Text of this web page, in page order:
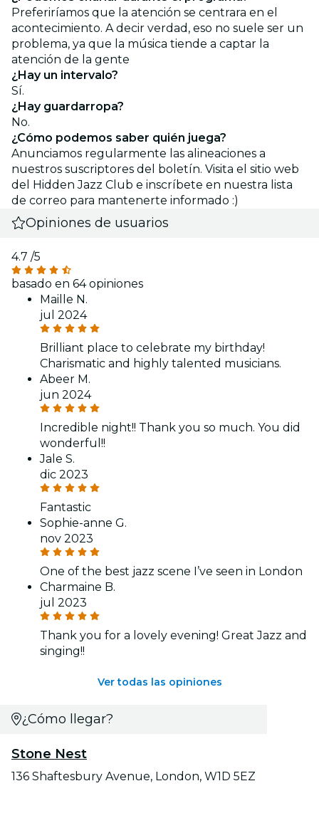
Preferiríamos que la atención se centrara en el
acontecimiento. A decir verdad, eso no suele ser un
problema, ya que la música tiende a captar la
atención de la gente
¿Hay un intervalo?
Sí.
¿Hay guardarropa?
No.
¿Cómo podemos saber quién juega?
Anunciamos regularmente las alineaciones a
nuestros suscriptores del boletín. Visita el sitio web
del Hidden Jazz Club e inscríbete en nuestra lista
de correo para mantenerte informado :)
Opiniones de usuarios
4.7 /5
basado en 64 opiniones
Maille N.
jul 2024
Brilliant place to celebrate my birthday!
Charismatic and highly talented musicians.
Abeer M.
jun 2024
Incredible night!! Thank you so much. You did
wonderful!!
Jale S.
dic 2023
Fantastic
Sophie-anne G.
nov 2023
One of the best jazz scene I’ve seen in London
Charmaine B.
jul 2023
Thank you for a lovely evening! Great Jazz and
singing!!
Ver todas las opiniones
¿Cómo llegar?
Stone Nest
136 Shaftesbury Avenue, London, W1D 5EZ